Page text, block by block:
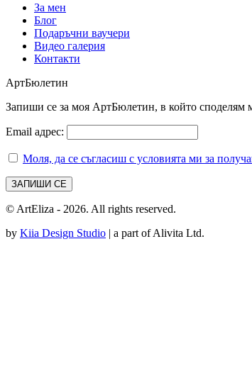
За мен
Блог
Подаръчни ваучери
Видео галерия
Контакти
АртБюлетин
Запиши се за моя АртБюлетин, в който споделям
Email адрес:
Моля, да се съгласиш с условията ми за
© ArtEliza - 2026. All rights reserved.
by Kiia Design Studio | a part of Alivita Ltd.